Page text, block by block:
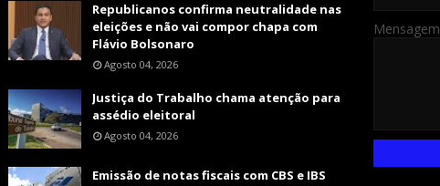
Republicanos confirma neutralidade nas
eleições e não vai compor chapa com
Flávio Bolsonaro
Agosto 04, 2026
Justiça do Trabalho chama atenção para
assédio eleitoral
Agosto 04, 2026
Emissão de notas fiscais com CBS e IBS
Mensagem